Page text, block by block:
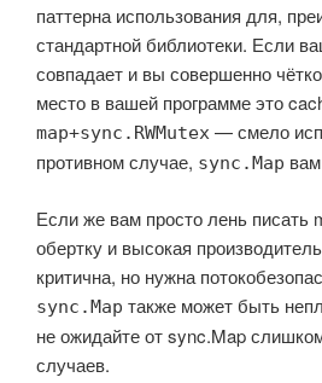
паттерна использования для,
стандартной библиотеки. Если
совпадает и вы совершенно
место в вашей программе это
map+sync.RWMutex — смело
противном случае, sync.Map
Если же вам просто лень писать
обертку и высокая
критична, но нужна
sync.Map также может быть
не ожидайте от sync.Map
случаев.